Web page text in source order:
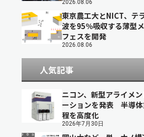
2026.08.06
東京農工大とNICT、テ
波を95％吸収する薄型
フェスを開発
2026.08.06
人気記事
ニコン、新型アライメ
ーションを発表 半導体
程を高度化
2026年7月30日